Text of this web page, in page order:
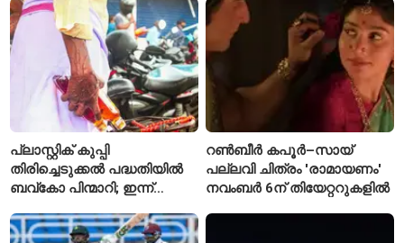
കാരണമായേക്കുമെന്ന്
റിപ്പോർട്ട്
പ്ലാസ്റ്റിക് കുപ്പി
തിരിച്ചെടുക്കൽ പദ്ധതിയിൽ
ബവ്കോ പിന്മാറി; ഇന്ന്
സ്വീകരിക്കില്ല
റൺബീർ കപൂർ–സായ്
പല്ലവി ചിത്രം 'രാമായണം'
നവംബർ 6ന് തിയേറ്ററുകളിൽ